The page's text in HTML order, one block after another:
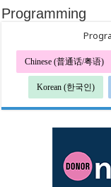
Programming
Chinese (普通话/粤语)
Korean (한국인)